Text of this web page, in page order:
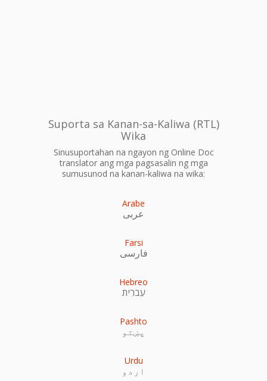
Suporta sa Kanan-sa-Kaliwa (RTL)
Wika
Sinusuportahan na ngayon ng Online Doc
translator ang mga pagsasalin ng mga
sumusunod na kanan-kaliwa na wika:
Arabe
عربى
Farsi
فارسی
Hebreo
עִברִית
Pashto
پښتو
Urdu
اردو